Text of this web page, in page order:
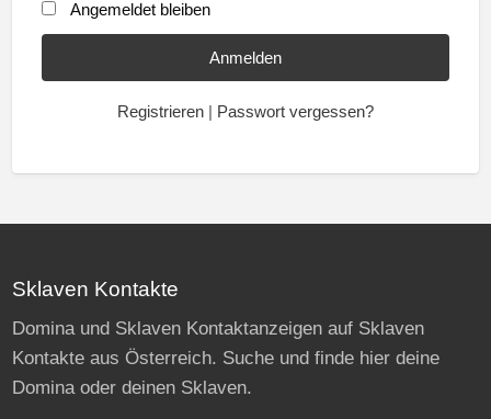
Angemeldet bleiben
Registrieren Passwort vergessen?
Sklaven Kontakte
Domina und Sklaven Kontaktanzeigen auf Sklaven
Kontakte aus Österreich. Suche und finde hier deine
Domina oder deinen Sklaven.